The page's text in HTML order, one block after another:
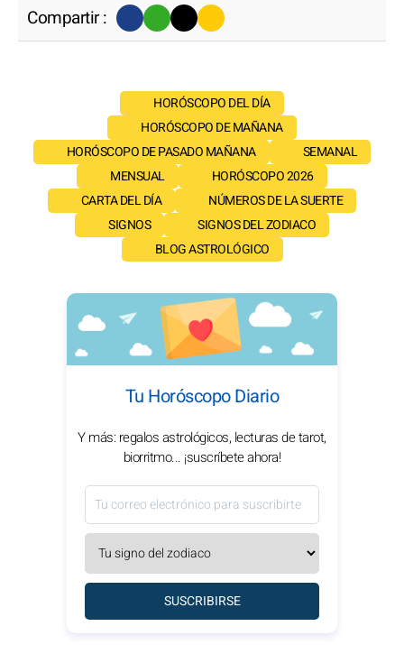
Compartir :
HORÓSCOPO DEL DÍA
HORÓSCOPO DE MAÑANA
HORÓSCOPO DE PASADO MAÑANA
SEMANAL
MENSUAL
HORÓSCOPO 2026
CARTA DEL DÍA
NÚMEROS DE LA SUERTE
SIGNOS
SIGNOS DEL ZODIACO
BLOG ASTROLÓGICO
Tu Horóscopo Diario
Y más: regalos astrológicos, lecturas de tarot,
biorritmo... ¡suscríbete ahora!
SUSCRIBIRSE